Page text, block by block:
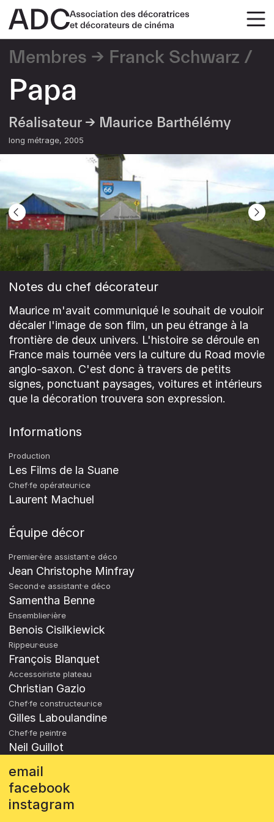
Membres Franck Schwarz
Papa
Réalisateur → Maurice Barthélémy
long métrage 2005
Notes du chef décorateur
Maurice m'avait communiqué le souhait de vouloir
décaler l'image de son film, un peu étrange à la
frontière de deux univers. L'histoire se déroule en
France mais tournée vers la culture du Road movie
anglo-saxon. C'est donc à travers de petits
signes, ponctuant paysages, voitures et intérieurs
que la décoration trouvera son expression.
Informations
Production
Les Films de la Suane
Chef·fe opérateur·ice
Laurent Machuel
Équipe décor
Premier·ère assistant·e déco
Jean Christophe Minfray
Second·e assistant·e déco
Samentha Benne
Ensemblier·ière
Benois Cisilkiewick
Rippeur·euse
François Blanquet
Accessoiriste plateau
Christian Gazio
Chef·fe constructeur·ice
Gilles Laboulandine
Chef·fe peintre
Neil Guillot
email
facebook
instagram